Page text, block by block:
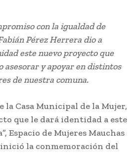
con la igualdad de
Pérez Herrera dio a
este nuevo proyecto que
asesorar y apoyar en distintos
de nuestra comuna.
la Casa Municipal de la Mujer,
que le dará identidad a este
Espacio de Mujeres Mauchas
la conmemoración del